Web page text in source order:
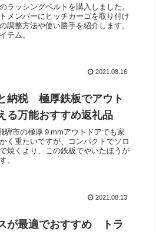
ラッシングベルトを購入しました。
メンバーにヒッチカーゴを取り付け
調整方法や使い勝手を紹介します。
テム。
2021.08.16
納税 極厚鉄板でアウト
る万能おすすめ返礼品
騨市の極厚９mmアウトドアでも家
く重たいですが、コンパクトでソロ
焼くより、この鉄板でやいたほうが
。
2021.08.13
が最適でおすすめ トラ